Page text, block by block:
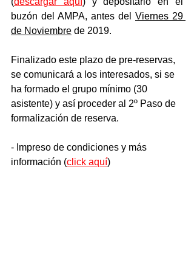
buzón del AMPA, antes del Viernes 29
de Noviembre de 2019.
Finalizado este plazo de pre-reservas,
se comunicará a los interesados, si se
ha formado el grupo mínimo (30
asistente) y así proceder al 2º Paso de
formalización de reserva.
- Impreso de condiciones y más
información (click aquí)